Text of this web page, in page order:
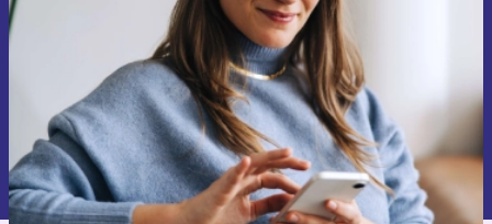
Zarejestruj się
Informacje na temat używania danych osobowych znajdują się w
naszej
Polityce prywatności